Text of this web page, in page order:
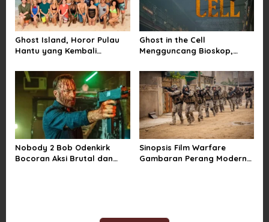
Ghost Island, Horor Pulau
Hantu yang Kembali
Ghost in the Cell
Mengguncang Bioskop,
Sindiran Sosial
Nobody 2 Bob Odenkirk
Bocoran Aksi Brutal dan
Sinopsis Film Warfare
Gambaran Perang Modern